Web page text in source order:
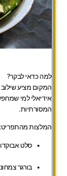
למה כדאי לבקר?
המקום מציע שילוב
אידיאלי למי
המסורתיות.
המלצות מהתפריט:
סלט אבוקדו
בורגר